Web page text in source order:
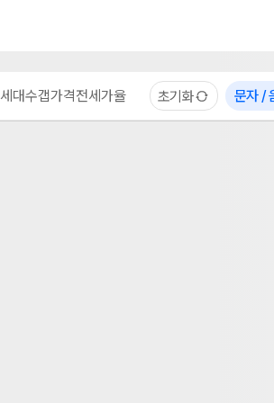
세대수갭가격전세가율 초기화 문자 /